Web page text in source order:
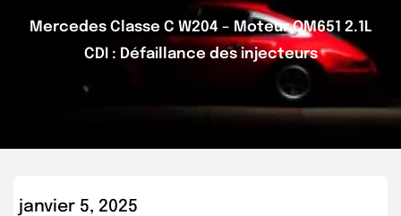
Mercedes Classe C W204 – Moteur OM651 2.1L
CDI : Défaillance des injecteurs
janvier 5, 2025